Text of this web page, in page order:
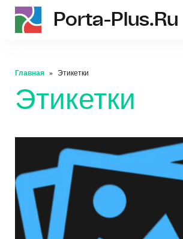
Porta-Plus.ru
Главная Этикетки
Этикетки